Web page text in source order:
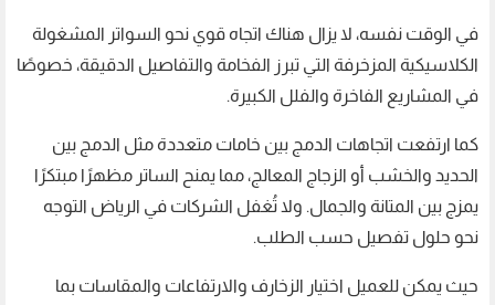
في الوقت نفسه، لا يزال هناك اتجاه قوي نحو السواتر المشغولة
الكلاسيكية المزخرفة التي تبرز الفخامة والتفاصيل الدقيقة، خصوصًا
في المشاريع الفاخرة والفلل الكبيرة.
كما ارتفعت اتجاهات الدمج بين خامات متعددة مثل الدمج بين
الحديد والخشب أو الزجاج المعالج، مما يمنح الساتر مظهرًا مبتكرًا
يمزج بين المتانة والجمال. ولا تُغفل الشركات في الرياض التوجه
نحو حلول تفصيل حسب الطلب.
حيث يمكن للعميل اختيار الزخارف والارتفاعات والمقاسات بما